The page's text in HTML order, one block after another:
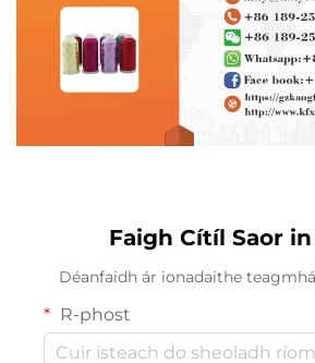
Faigh Cítíl Saor
Déanfaidh ár ionadaithe
R-phost